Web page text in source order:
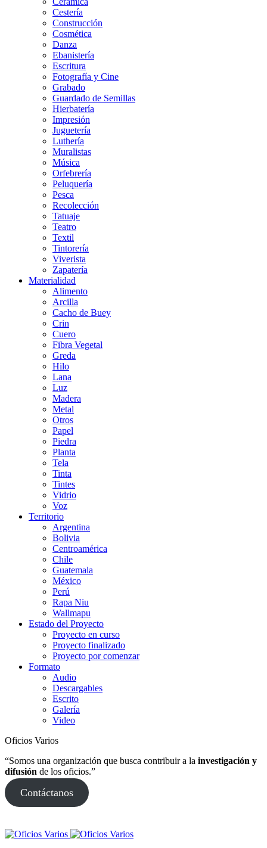
Cestería
Construcción
Cosmética
Danza
Ebanistería
Escritura
Fotografía y Cine
Grabado
Guardado de Semillas
Hierbatería
Impresión
Juguetería
Luthería
Muralistas
Música
Orfebrería
Peluquería
Pesca
Recolección
Tatuaje
Teatro
Textil
Tintorería
Viverista
Zapatería
Materialidad
Alimento
Arcilla
Cacho de Buey
Crin
Cuero
Fibra Vegetal
Greda
Hilo
Lana
Luz
Madera
Metal
Otros
Papel
Piedra
Planta
Tela
Tinta
Tintes
Vidrio
Voz
Territorio
Argentina
Bolivia
Centroamérica
Chile
Guatemala
México
Perú
Rapa Niu
Wallmapu
Estado del Proyecto
Proyecto en curso
Proyecto finalizado
Proyecto por comenzar
Formato
Audio
Descargables
Escrito
Galería
Video
Oficios Varios
“Somos una organización que busca contribuir a la investigación y
difusión de los oficios.”
Contáctanos